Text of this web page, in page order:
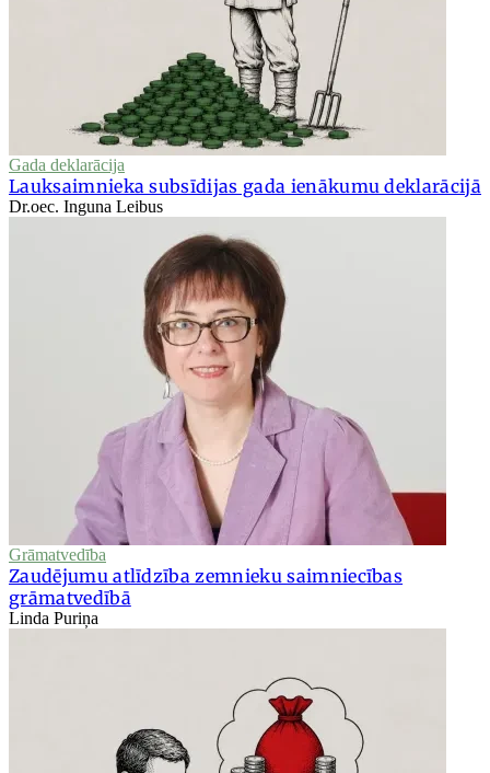
Gada deklarācija
Lauksaimnieka subsīdijas gada ienākumu deklarācijā
Dr.oec. Inguna Leibus
Grāmatvedība
Zaudējumu atlīdzība zemnieku saimniecības
grāmatvedībā
Linda Puriņa